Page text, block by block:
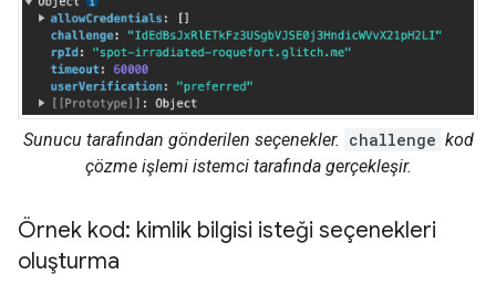
Sunucu tarafından gönderilen seçenekler. challenge kod
çözme işlemi istemci tarafında gerçekleşir.
Örnek kod: kimlik bilgisi isteği seçenekleri
oluşturma